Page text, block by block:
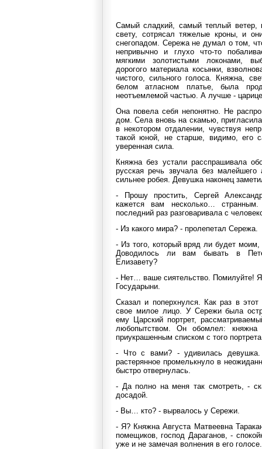
Самый сладкий, самый теплый ветер,
свету, сотрясал тяжелые кроны, и
снегопадом. Сережа не думал о том,
непривычно и глухо что-то
мягкими золотистыми локонами,
дорогого материала косынки,
чистого, сильного голоса. Княжна,
белом атласном платье, была
неотъемлемой частью. А лучше -
Она повела себя непонятно. Не
дом. Села вновь на скамью,
в некотором отдалении, чувствуя
такой юной, не старше, видимо, его
уверенная сила.
Княжна без устали расспрашивала
русская речь звучала без
сильнее робея. Девушка наконец
- Прошу простить, Сергей
кажется вам несколько…
последний раз разговаривала с
- Из какого мира? - пролепетал Сережа.
- Из того, который вряд ли будет моим,
Доводилось ли вам бывать в
Елизавету?
- Нет… ваше сиятельство. Помилуйте!
Государыни.
Сказал и поперхнулся. Как раз в
свое милое лицо. У Сережи была
ему Царский портрет,
любопытством. Он обомлел: княжна
приукрашенным списком с того
- Что с вами? - удивилась
растерянное промелькнуло в
быстро отвернулась.
- Да полно на меня так смотреть, -
досадой.
- Вы… кто? - вырвалось у Сережи.
- Я? Княжна Августа Матвеевна
помещиков, господ Дараганов, -
уже и не замечая волнения в его голосе.